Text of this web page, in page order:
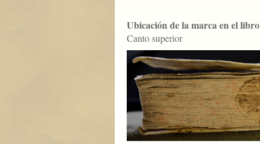
Ubicación de la marca en el libro
Canto superior